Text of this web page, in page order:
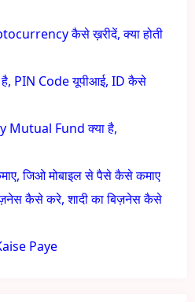
कैसे ख़रीदें, क्या होती
है, PIN Code यूपीआई, ID कैसे
Mutual Fund क्या है,
जिओ मोबाइल से पैसे कैसे कमाए
कैसे करे, शादी का बिज़नेस कैसे
Paye